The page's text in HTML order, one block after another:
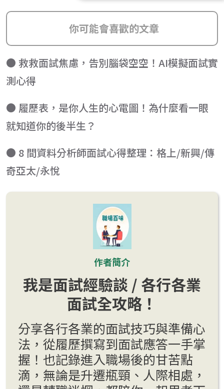
你可能會喜歡的文章
● 救救面試焦慮，告別腦袋空空！AI模擬面試實
測心得
● 履歷表，是你人生的心電圖！為什麼看一眼
就知道你的後半生？
● 8 間資料分析師面試心得整理：格上/新興/傳
奇亞太/永悅
作者簡介
我是面試經驗談 / 各行各業
面試全攻略！
分享各行各業的面試技巧與準備心
法，從履歷撰寫到面試應答一手掌
握！也記錄進入職場後的甘苦點
滴，無論是升遷瓶頸、人際相處，